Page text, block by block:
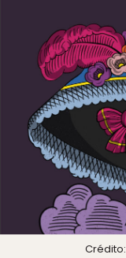
Crédito: